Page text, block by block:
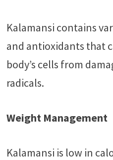
Kalamansi contains
and antioxidants that
body’s cells from
radicals.
Weight Management
Kalamansi is low in